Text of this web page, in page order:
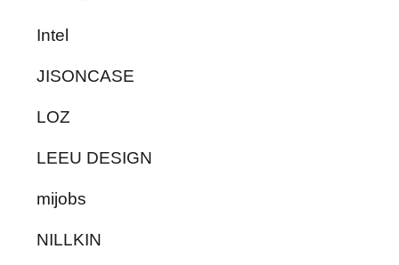
Intel
JISONCASE
LOZ
LEEU DESIGN
mijobs
NILLKIN